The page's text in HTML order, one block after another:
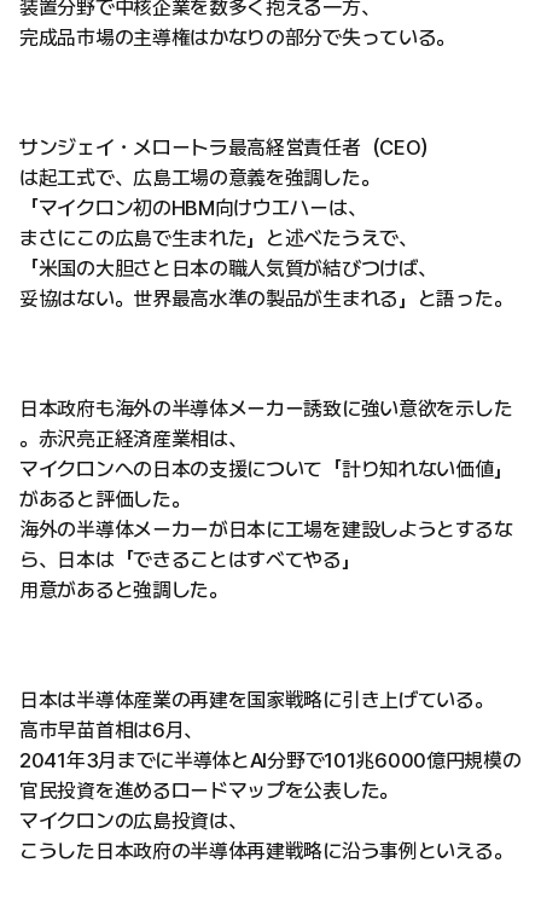
装置分野で中核企業を数多く抱える一方、
完成品市場の主導権はかなりの部分で失っている。
サンジェイ・メロートラ最高経営責任者（CEO）
は起工式で、広島工場の意義を強調した。
「マイクロン初のHBM向けウエハーは、
まさにこの広島で生まれた」と述べたうえで、
「米国の大胆さと日本の職人気質が結びつけば、
妥協はない。世界最高水準の製品が生まれる」と語った。
日本政府も海外の半導体メーカー誘致に強い意欲を示した
。赤沢亮正経済産業相は、
マイクロンへの日本の支援について「計り知れない価値」
があると評価した。
海外の半導体メーカーが日本に工場を建設しようとするな
ら、日本は「できることはすべてやる」
用意があると強調した。
日本は半導体産業の再建を国家戦略に引き上げている。
高市早苗首相は6月、
2041年3月までに半導体とAI分野で101兆6000億円規模の
官民投資を進めるロードマップを公表した。
マイクロンの広島投資は、
こうした日本政府の半導体再建戦略に沿う事例といえる。